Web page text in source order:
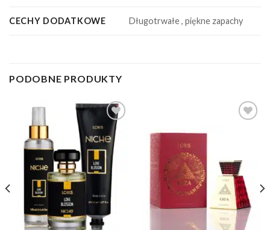
CECHY DODATKOWE Długotrwałe , piękne zapachy
PODOBNE PRODUKTY
Dodaj do
ulubionych